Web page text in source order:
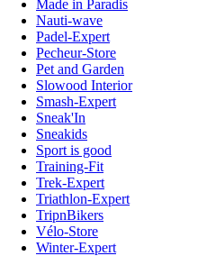
Made in Paradis
Nauti-wave
Padel-Expert
Pecheur-Store
Pet and Garden
Slowood Interior
Smash-Expert
Sneak'In
Sneakids
Sport is good
Training-Fit
Trek-Expert
Triathlon-Expert
TripnBikers
Vélo-Store
Winter-Expert